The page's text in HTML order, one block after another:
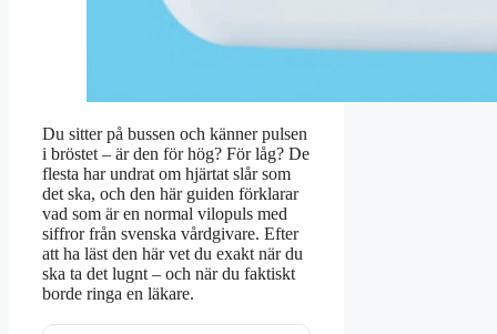
Du sitter på bussen och känner pulsen
i bröstet – är den för hög? För låg? De
flesta har undrat om hjärtat slår som
det ska, och den här guiden förklarar
vad som är en normal vilopuls med
siffror från svenska vårdgivare. Efter
att ha läst den här vet du exakt när du
ska ta det lugnt – och när du faktiskt
borde ringa en läkare.